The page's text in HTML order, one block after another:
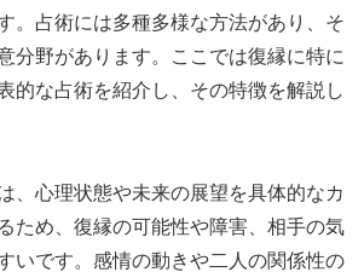
。占術には多種多様な方法があり、そ
分野があります。ここでは復縁に特に
的な占術を紹介し、その特徴を解説し
、心理状態や未来の展望を具体的なカ
ため、復縁の可能性や障害、相手の気
いです。感情の動きや二人の関係性の